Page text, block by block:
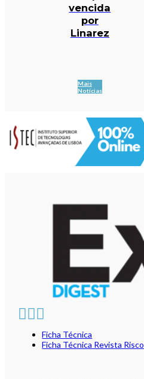
vencida
por
Linarez
Mais
Notícias
Ficha Técnica
Ficha Técnica Revista Risco